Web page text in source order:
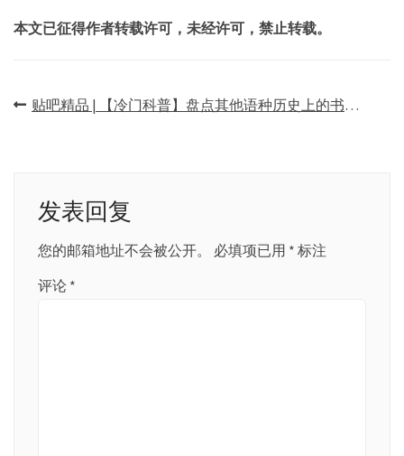
本文已征得作者转载许可，未经许可，禁止转载。
文
航
贴吧精品 | 【冷门科普】盘点其他语种历史上的书法著作与大师
发表回复
您的邮箱地址不会被公开。 必填项已用 * 标注
评论 *